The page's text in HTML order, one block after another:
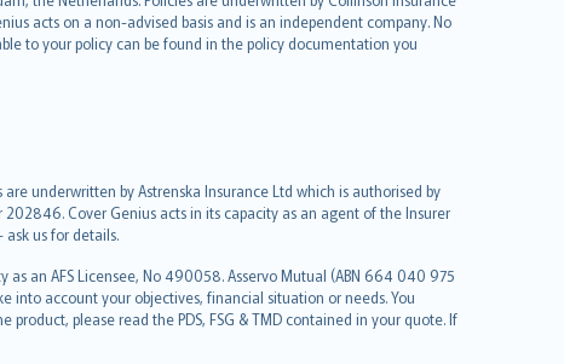
acts on a non-advised basis and is an independent company. No
to your policy can be found in the policy documentation you
underwritten by Astrenska Insurance Ltd which is authorised by
Cover Genius acts in its capacity as an agent of the Insurer
us for details.
an AFS Licensee, No 490058. Asservo Mutual (ABN 664 040 975
into account your objectives, financial situation or needs. You
please read the PDS, FSG & TMD contained in your quote. If